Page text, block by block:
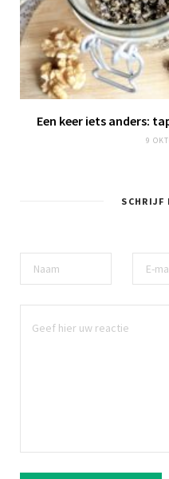
Een keer iets anders:
9
SCHRIJF